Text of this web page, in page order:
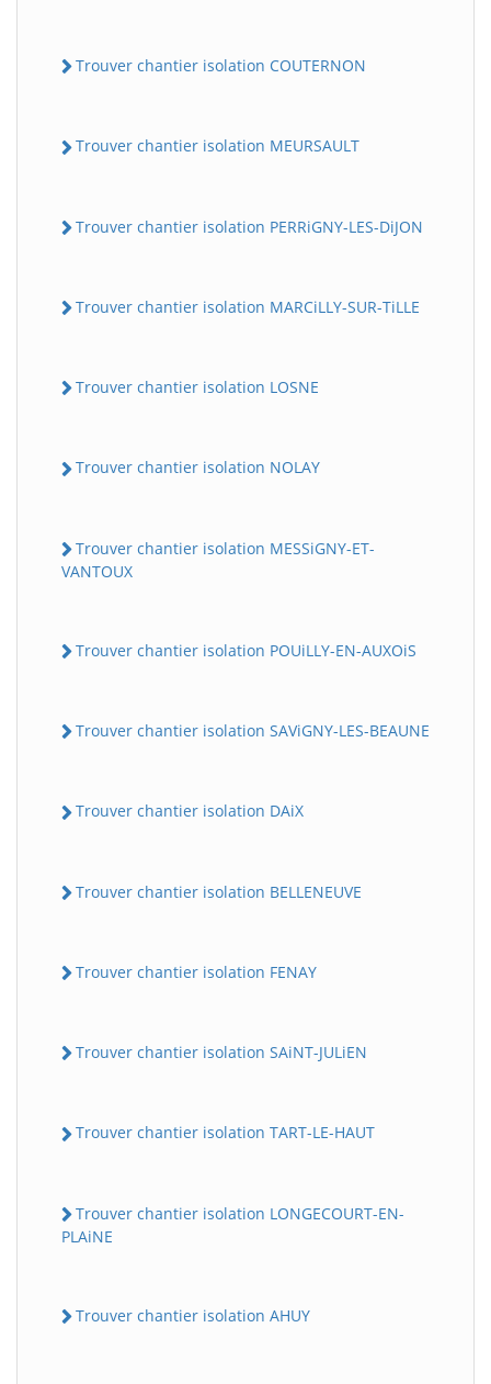
Trouver chantier isolation COUTERNON
Trouver chantier isolation MEURSAULT
Trouver chantier isolation PERRiGNY-LES-DiJON
Trouver chantier isolation MARCiLLY-SUR-TiLLE
Trouver chantier isolation LOSNE
Trouver chantier isolation NOLAY
Trouver chantier isolation MESSiGNY-ET-
VANTOUX
Trouver chantier isolation POUiLLY-EN-AUXOiS
Trouver chantier isolation SAViGNY-LES-BEAUNE
Trouver chantier isolation DAiX
Trouver chantier isolation BELLENEUVE
Trouver chantier isolation FENAY
Trouver chantier isolation SAiNT-JULiEN
Trouver chantier isolation TART-LE-HAUT
Trouver chantier isolation LONGECOURT-EN-
PLAiNE
Trouver chantier isolation AHUY